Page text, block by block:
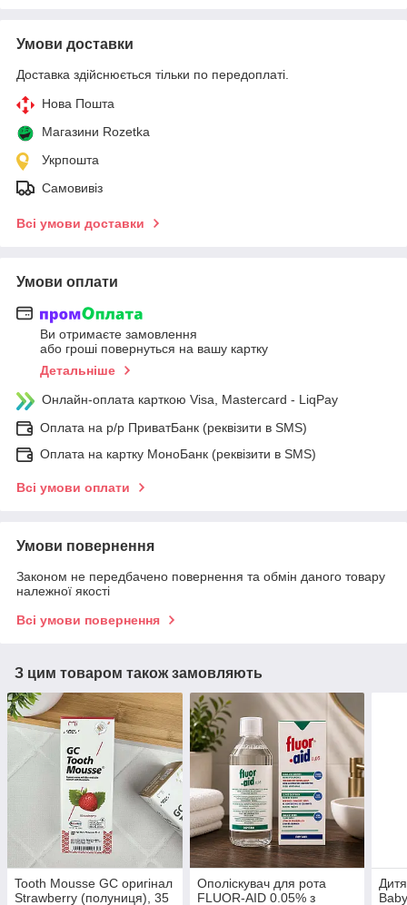
Умови доставки
Доставка здійснюється тільки по передоплаті.
Нова Пошта
Магазини Rozetka
Укрпошта
Самовивіз
Всі умови доставки
Умови оплати
Ви отримаєте замовлення
або гроші повернуться на вашу картку
Детальніше
Онлайн-оплата карткою Visa, Mastercard - LiqPay
Оплата на р/р ПриватБанк (реквізити в SMS)
Оплата на картку МоноБанк (реквізити в SMS)
Всі умови оплати
Умови повернення
Законом не передбачено повернення та обмін даного товару
належної якості
Всі умови повернення
З цим товаром також замовляють
Tooth Mousse GC оригінал
Strawberry (полуниця), 35
Ополіскувач для рота
FLUOR-AID 0.05% з